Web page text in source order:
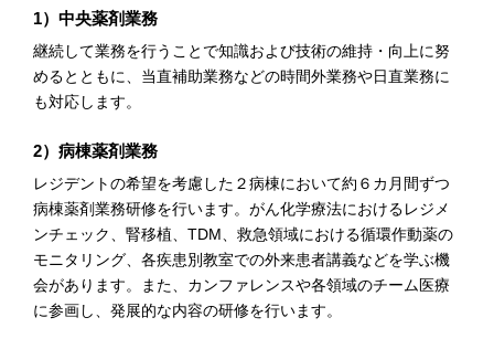
1）中央薬剤業務
継続して業務を行うことで知識および技術の維持・向上に努
めるとともに、当直補助業務などの時間外業務や日直業務に
も対応します。
2）病棟薬剤業務
レジデントの希望を考慮した２病棟において約６カ月間ずつ
病棟薬剤業務研修を行います。がん化学療法におけるレジメ
ンチェック、腎移植、TDM、救急領域における循環作動薬の
モニタリング、各疾患別教室での外来患者講義などを学ぶ機
会があります。また、カンファレンスや各領域のチーム医療
に参画し、発展的な内容の研修を行います。